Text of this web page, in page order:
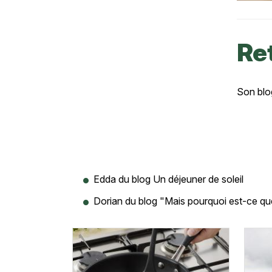
Texte
Son
Edda du blog Un déjeuner de soleil
Dorian du blog "Mais pourquoi est-ce
Vignette